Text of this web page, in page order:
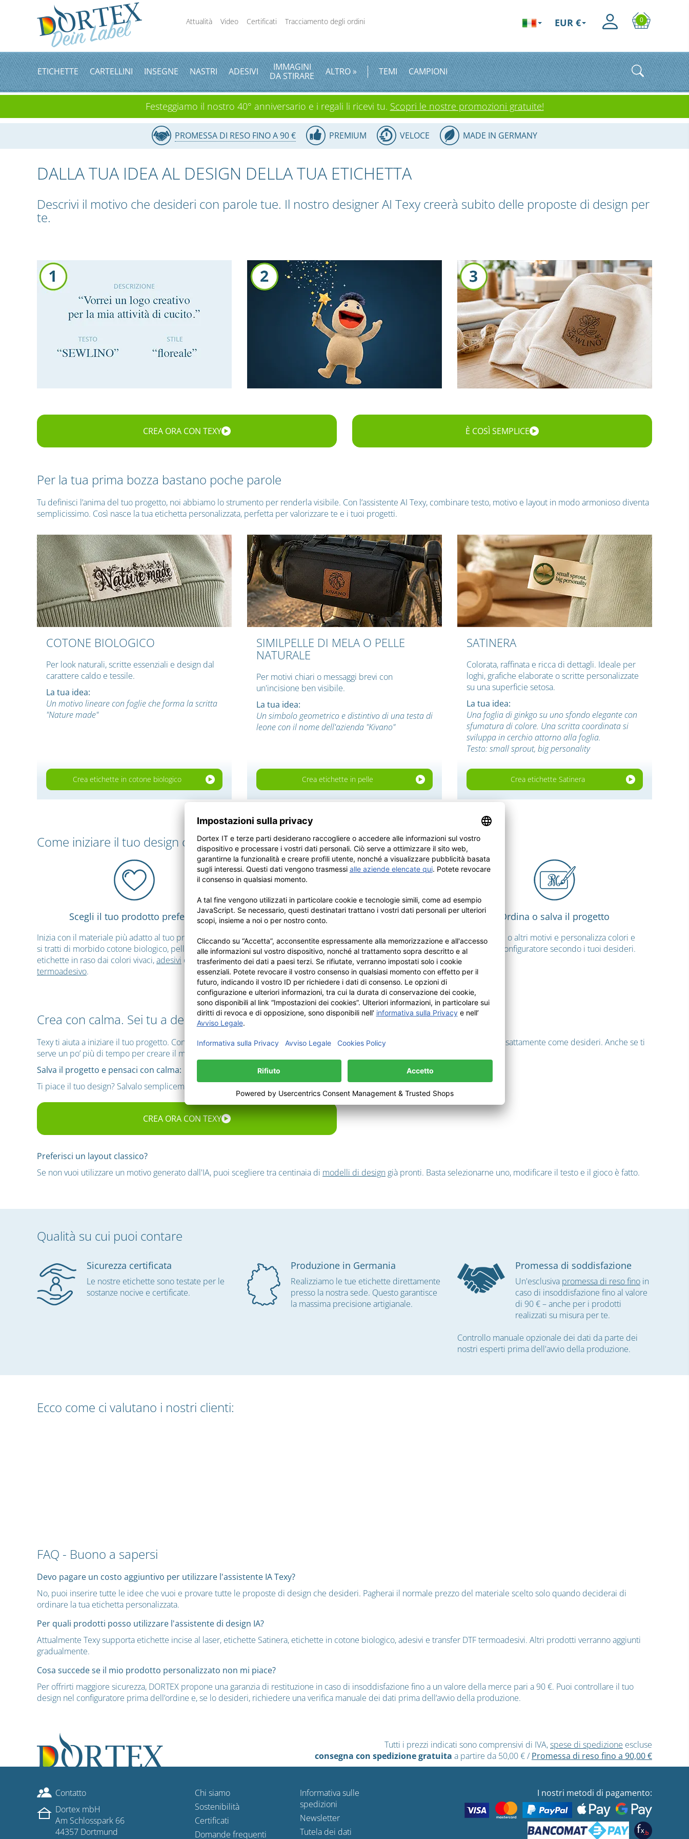
Attualità Video Certificati Tracciamento degli ordini 0
EUR €
ETICHETTE CARTELLINI INSEGNE NASTRI ADESIVI
IMMAGINI
DA STIRARE
ALTRO » TEMI CAMPIONI
Festeggiamo il nostro 40° anniversario e i regali li ricevi tu. Scopri le nostre promozioni gratuite!
PROMESSA DI RESO FINO A 90 € PREMIUM VELOCE MADE IN GERMANY
DALLA TUA IDEA AL DESIGN DELLA TUA ETICHETTA
Descrivi il motivo che desideri con parole tue. Il nostro designer AI Texy creerà subito delle proposte di design per
te.
CREA ORA CON TEXY È COSÌ SEMPLICE
Per la tua prima bozza bastano poche parole
Tu definisci l’anima del tuo progetto, noi abbiamo lo strumento per renderla visibile. Con l’assistente AI Texy, combinare testo, motivo e layout in modo armonioso diventa
semplicissimo. Così nasce la tua etichetta personalizzata, perfetta per valorizzare te e i tuoi progetti.
COTONE BIOLOGICO
Per look naturali, scritte essenziali e design dal
carattere caldo e tessile.
La tua idea:
Un motivo lineare con foglie che forma la scritta
"Nature made"
Crea etichette in cotone biologico
SIMILPELLE DI MELA O PELLE
NATURALE
Per motivi chiari o messaggi brevi con
un'incisione ben visibile.
La tua idea:
Un simbolo geometrico e distintivo di una testa di
leone con il nome dell'azienda "Kivano"
Crea etichette in pelle
SATINERA
Colorata, raffinata e ricca di dettagli. Ideale per
loghi, grafiche elaborate o scritte personalizzate
su una superficie setosa.
La tua idea:
Una foglia di ginkgo su uno sfondo elegante con
sfumatura di colore. Una scritta coordinata si
sviluppa in cerchio attorno alla foglia.
Testo: small sprout, big personality
Crea etichette Satinera
Come iniziare il tuo design con Texy
Scegli il tuo prodotto preferito
Inizia con il materiale più adatto al tuo progetto, che
si tratti di morbido cotone biologico, pelle pregiata,
etichette in raso dai colori vivaci,adesivi o untransfer
termoadesivo.
Descrivi la tua idea
Descrivi al nostro assistente di design Texy, con
parole tue, il motivo che desideri realizzare. Dal tuo
smartphone puoi anche registrare comodamente la
tua idea come messaggio vocale.
Ordina o salva il progetto
Aggiungi testi o altri motivi e personalizza colori e
dettagli nel configuratore secondo i tuoi desideri.
Crea con calma. Sei tu a decidere cosa ordinare.
Texy ti aiuta a iniziare il tuo progetto. Controlli la proposta, personalizzi il prodotto nel configuratore e ordini solo quando tutto è esattamente come desideri. Anche se ti
serve un po’ più di tempo per creare il motivo perfetto, il nostro assistente di design basato sull'IA è completamente gratuito.
Salva il progetto e pensaci con calma:
Ti piace il tuo design? Salvalo semplicemente nel tuo account cliente oppure condividilo via e-mail.
CREA ORA CON TEXY
Preferisci un layout classico?
Se non vuoi utilizzare un motivo generato dall'IA, puoi scegliere tra centinaia di modelli di design già pronti. Basta selezionarne uno, modificare il testo e il gioco è fatto.
Qualità su cui puoi contare
Sicurezza certificata
Le nostre etichette sono testate per le
sostanze nocive e certificate.
Produzione in Germania
Realizziamo le tue etichette direttamente
presso la nostra sede. Questo garantisce
la massima precisione artigianale.
Promessa di soddisfazione
Un'esclusiva promessa di reso fino in
caso di insoddisfazione fino al valore
di 90 € – anche per i prodotti
realizzati su misura per te.
Controllo manuale opzionale dei dati da parte dei
nostri esperti prima dell'avvio della produzione.
Ecco come ci valutano i nostri clienti:
FAQ - Buono a sapersi
Devo pagare un costo aggiuntivo per utilizzare l'assistente IA Texy?
No, puoi inserire tutte le idee che vuoi e provare tutte le proposte di design che desideri. Pagherai il normale prezzo del materiale scelto solo quando deciderai di
ordinare la tua etichetta personalizzata.
Per quali prodotti posso utilizzare l'assistente di design IA?
Attualmente Texy supporta etichette incise al laser, etichette Satinera, etichette in cotone biologico, adesivi e transfer DTF termoadesivi. Altri prodotti verranno aggiunti
gradualmente.
Cosa succede se il mio prodotto personalizzato non mi piace?
Per offrirti maggiore sicurezza, DORTEX propone una garanzia di restituzione in caso di insoddisfazione fino a un valore della merce pari a 90 €. Puoi controllare il tuo
design nel configuratore prima dell’ordine e, se lo desideri, richiedere una verifica manuale dei dati prima dell’avvio della produzione.
Tutti i prezzi indicati sono comprensivi di IVA,spese di spedizione escluse
consegna con spedizione gratuita a partire da 50,00 €/ Promessa di reso fino a 90,00 €
Contatto
Dortex mbH
Am Schlosspark 66
44357 Dortmund
Chi siamo
Sostenibilità
Certificati
Domande frequenti
Informativa sulle
spedizioni
Newsletter
Tutela dei dati
I nostri metodi di pagamento: